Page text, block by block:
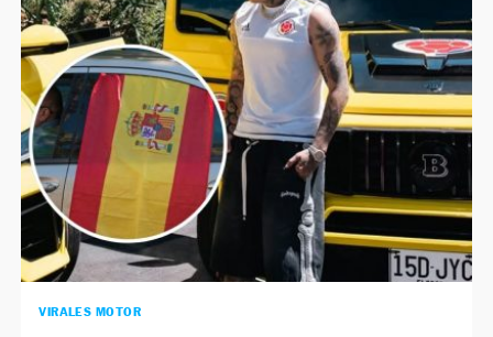
NEWSLETTER
SÍGUENOS
VIRALES MOTOR